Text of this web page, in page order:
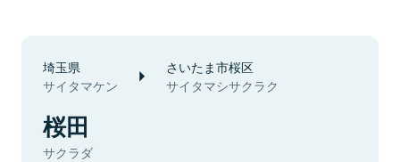
埼玉県
サイタマケン
さいたま市桜区
サイタマシサクラク
桜田
サクラダ